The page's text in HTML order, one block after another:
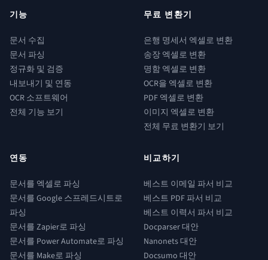
기능
문서 수집
문서 파싱
정규화 및 검증
내보내기 및 연동
OCR 소프트웨어
전체 기능 보기
무료 변환기
은행 명세서 엑셀로 변환
송장 엑셀로 변환
명함 엑셀로 변환
OCR을 엑셀로 변환
PDF 엑셀로 변환
이미지 엑셀로 변환
전체 무료 변환기 보기
연동
문서를 엑셀로 파싱
문서를 Google 스프레드시트로
파싱
문서를 Zapier로 파싱
문서를 Power Automate로 파싱
문서를 Make로 파싱
비교하기
베스트 이메일 파서 비교
베스트 PDF 파서 비교
베스트 이력서 파서 비교
Docparser 대안
Nanonets 대안
Docsumo 대안